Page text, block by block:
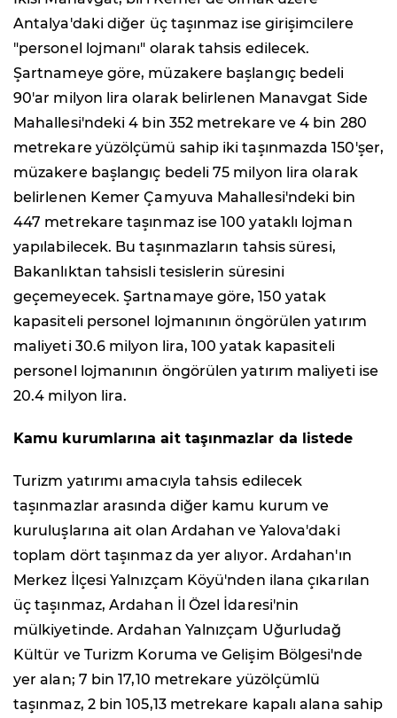
Antalya'daki diğer üç taşınmaz ise girişimcilere
"personel lojmanı" olarak tahsis edilecek.
Şartnameye göre, müzakere başlangıç bedeli
90'ar milyon lira olarak belirlenen Manavgat Side
Mahallesi'ndeki 4 bin 352 metrekare ve 4 bin 280
metrekare yüzölçümü sahip iki taşınmazda 150'şer,
müzakere başlangıç bedeli 75 milyon lira olarak
belirlenen Kemer Çamyuva Mahallesi'ndeki bin
447 metrekare taşınmaz ise 100 yataklı lojman
yapılabilecek. Bu taşınmazların tahsis süresi,
Bakanlıktan tahsisli tesislerin süresini
geçemeyecek. Şartnamaye göre, 150 yatak
kapasiteli personel lojmanının öngörülen yatırım
maliyeti 30.6 milyon lira, 100 yatak kapasiteli
personel lojmanının öngörülen yatırım maliyeti ise
20.4 milyon lira.
Kamu kurumlarına ait taşınmazlar da listede
Turizm yatırımı amacıyla tahsis edilecek
taşınmazlar arasında diğer kamu kurum ve
kuruluşlarına ait olan Ardahan ve Yalova'daki
toplam dört taşınmaz da yer alıyor. Ardahan'ın
Merkez İlçesi Yalnızçam Köyü'nden ilana çıkarılan
üç taşınmaz, Ardahan İl Özel İdaresi'nin
mülkiyetinde. Ardahan Yalnızçam Uğurludağ
Kültür ve Turizm Koruma ve Gelişim Bölgesi'nde
yer alan; 7 bin 17,10 metrekare yüzölçümlü
taşınmaz, 2 bin 105,13 metrekare kapalı alana sahip